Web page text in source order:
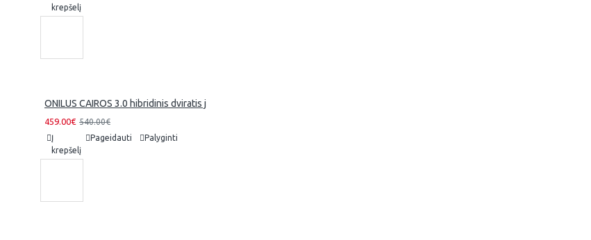
krepšelį
ONILUS CAIROS 3.0 hibridinis dviratis j
459.00€ 540.00€
Į
krepšelį
Pageidauti Palyginti